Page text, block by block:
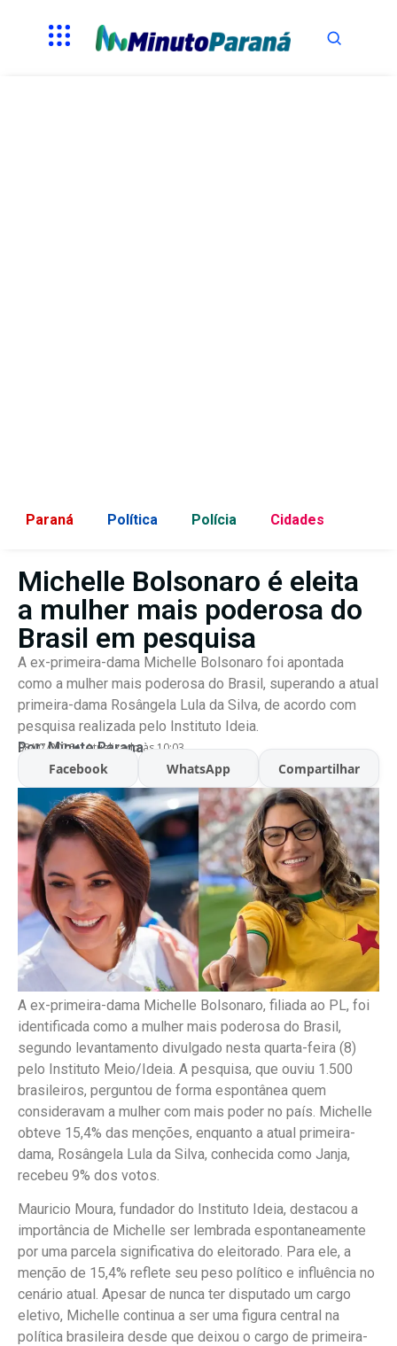
Paraná Política Polícia Cidades
Michelle Bolsonaro é eleita
a mulher mais poderosa do
Brasil em pesquisa
A ex-primeira-dama Michelle Bolsonaro foi apontada
como a mulher mais poderosa do Brasil, superando a atual
primeira-dama Rosângela Lula da Silva, de acordo com
pesquisa realizada pelo Instituto Ideia.
Por:Minuto Parana
08/07/2026 Atualizado às 10:03
Facebook WhatsApp Compartilhar
A ex-primeira-dama Michelle Bolsonaro, filiada ao PL, foi
identificada como a mulher mais poderosa do Brasil,
segundo levantamento divulgado nesta quarta-feira (8)
pelo Instituto Meio/Ideia. A pesquisa, que ouviu 1.500
brasileiros, perguntou de forma espontânea quem
consideravam a mulher com mais poder no país. Michelle
obteve 15,4% das menções, enquanto a atual primeira-
dama, Rosângela Lula da Silva, conhecida como Janja,
recebeu 9% dos votos.
Mauricio Moura, fundador do Instituto Ideia, destacou a
importância de Michelle ser lembrada espontaneamente
por uma parcela significativa do eleitorado. Para ele, a
menção de 15,4% reflete seu peso político e influência no
cenário atual. Apesar de nunca ter disputado um cargo
eletivo, Michelle continua a ser uma figura central na
política brasileira desde que deixou o cargo de primeira-